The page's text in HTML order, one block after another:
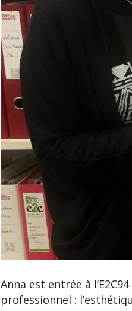
Anna est entrée à
professionnel :